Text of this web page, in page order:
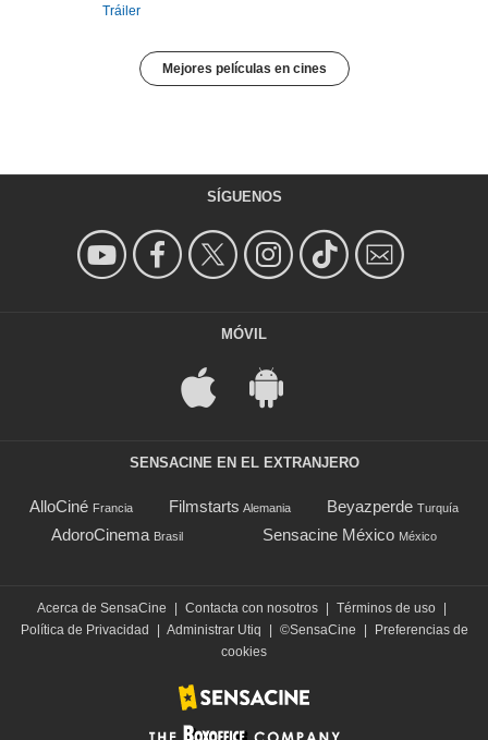
Tráiler
Mejores películas en cines
SÍGUENOS
MÓVIL
SENSACINE EN EL EXTRANJERO
AlloCiné Francia Filmstarts Alemania Beyazperde Turquía
AdoroCinema Brasil Sensacine México México
Acerca de SensaCine | Contacta con nosotros | Términos de uso |
Política de Privacidad
| Administrar Utiq | ©SensaCine |
Preferencias de
cookies